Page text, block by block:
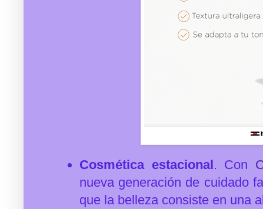
Cosmética estacional. Con
nueva generación de cuidado
que la belleza consiste en una